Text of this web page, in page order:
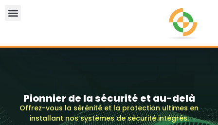
Pionnier de la sécurité et au-delà
Offrez-vous la sérénité et la protection ultimes en
installant nos systèmes de sécurité intégrés.